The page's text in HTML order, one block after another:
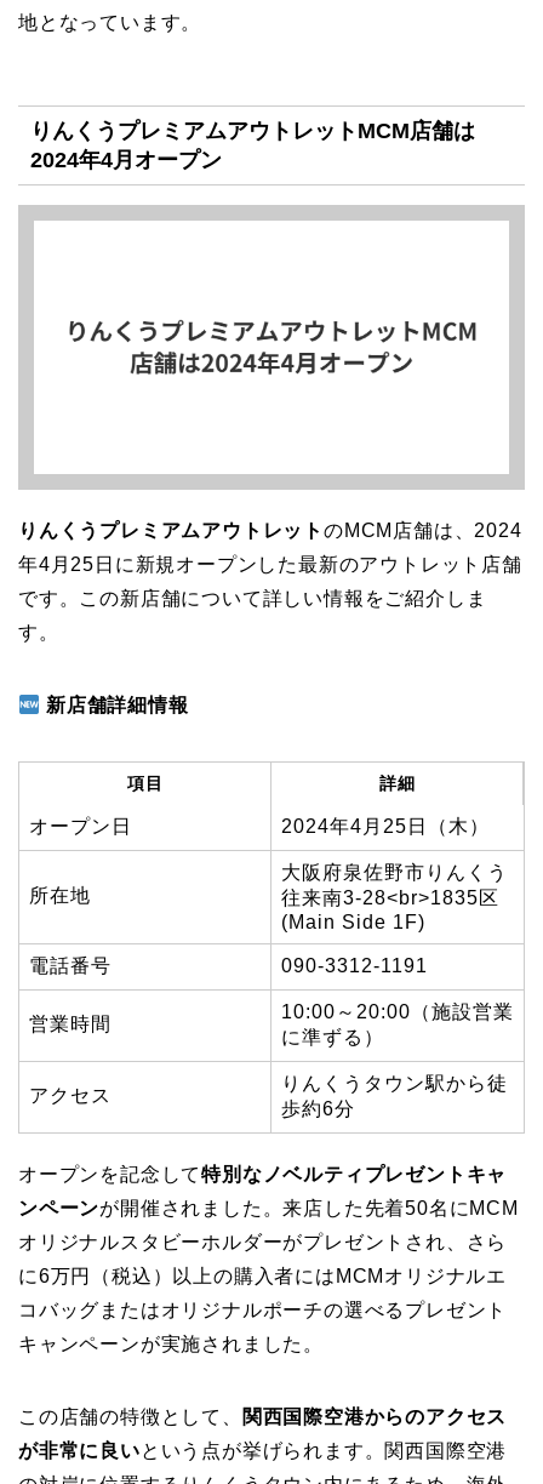
地となっています。
りんくうプレミアムアウトレットMCM店舗は
2024年4月オープン
りんくうプレミアムアウトレット のMCM店舗は、2024
年4月25日に新規オープンした最新のアウトレット店舗
です。この新店舗について詳しい情報をご紹介しま
す。
新店舗詳細情報
項目 詳細
オープン日 2024年4月25日（木）
所在地
大阪府泉佐野市りんくう
往来南3-28<br>1835区
(Main Side 1F)
電話番号 090-3312-1191
営業時間
10:00～20:00（施設営業
に準ずる）
アクセス
りんくうタウン駅から徒
歩約6分
オープンを記念して特別なノベルティプレゼントキャ
ンペーンが開催されました。来店した先着50名にMCM
オリジナルスタビーホルダーがプレゼントされ、さら
に6万円（税込）以上の購入者にはMCMオリジナルエ
コバッグまたはオリジナルポーチの選べるプレゼント
キャンペーンが実施されました。
この店舗の特徴として、
関西国際空港からのアクセス
が非常に良いという点が挙げられます。関西国際空港